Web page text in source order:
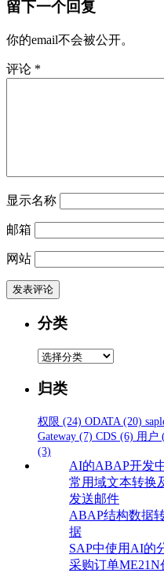
留下一个回复
你的email不会被公开。
评论 *
显示名称
邮箱
网站
分类
分
归类
权限 (24) ODATA (20)
Gateway (7) CDS (6) 用户
(3)
AI的ABAP开发
常用域文本转换
发送邮件
ABAP结构数据
据
SAP中使用AI的
采购订单ME21N